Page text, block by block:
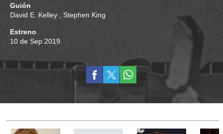
Guión
David E. Kelley
Stephen King
Estreno
10 de Sep 2019